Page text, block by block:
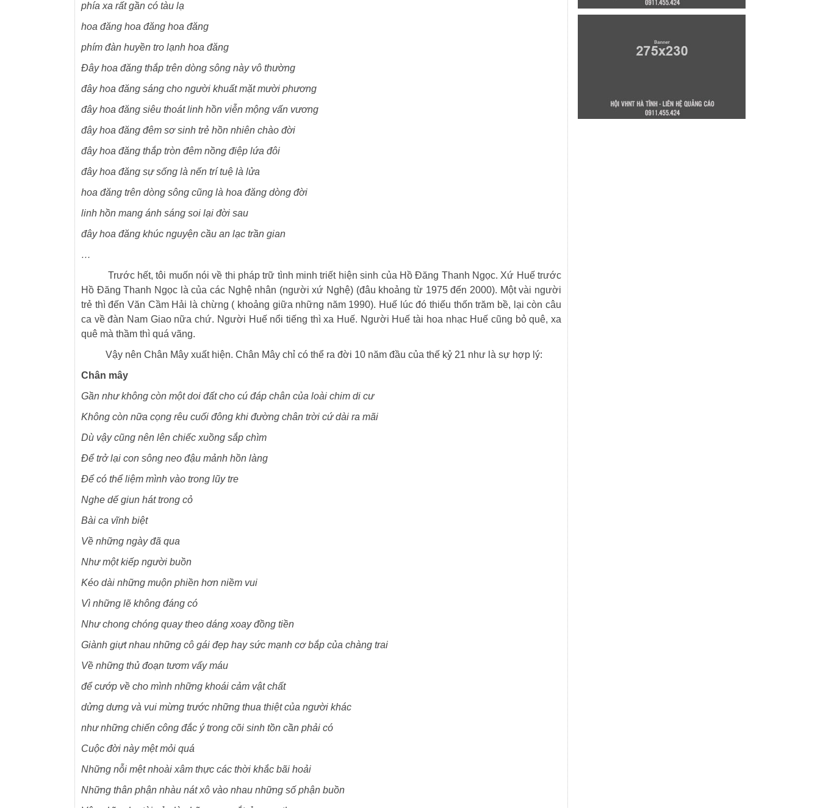
phía xa rất gần có tàu lạ
hoa đăng hoa đăng hoa đăng
phím đàn huyền tro lạnh hoa đăng
Đây hoa đăng thắp trên dòng sông này vô thường
đây hoa đăng sáng cho người khuất mặt mười phương
đây hoa đăng siêu thoát linh hồn viễn mộng vấn vương
đây hoa đăng đêm sơ sinh trẻ hồn nhiên chào đời
đây hoa đăng thắp tròn đêm nồng điệp lứa đôi
đây hoa đăng sự sống là nến trí tuệ là lửa
hoa đăng trên dòng sông cũng là hoa đăng dòng đời
linh hồn mang ánh sáng soi lại đời sau
đây hoa đăng khúc nguyện cầu an lạc trần gian
…
Trước hết, tôi muốn nói về thi pháp trữ tình minh triết hiện sinh của Hồ Đăng Thanh Ngọc. Xứ Huế trước
Hồ Đăng Thanh Ngọc là của các Nghệ nhân (người xứ Nghệ) (đâu khoảng từ 1975 đến 2000). Một vài người
trẻ thì đến Văn Cầm Hải là chừng ( khoảng giữa những năm 1990). Huế lúc đó thiếu thốn trăm bề, lại còn câu
ca về đàn Nam Giao nữa chứ. Người Huế nổi tiếng thì xa Huế. Người Huế tài hoa nhạc Huế cũng bỏ quê, xa
quê mà thầm thì quá vãng.
Vậy nên Chân Mây xuất hiện. Chân Mây chỉ có thể ra đời 10 năm đầu của thế kỷ 21 như là sự hợp lý:
Chân mây
Gần như không còn một doi đất cho cú đáp chân của loài chim di cư
Không còn nữa cọng rêu cuối đông khi đường chân trời cứ dài ra mãi
Dù vậy cũng nên lên chiếc xuồng sắp chìm
Để trở lại con sông neo đậu mảnh hồn làng
Để có thể liệm mình vào trong lũy tre
Nghe dế giun hát trong cỏ
Bài ca vĩnh biệt
Về những ngày đã qua
Như một kiếp người buồn
Kéo dài những muộn phiền hơn niềm vui
Vì những lẽ không đáng có
Như chong chóng quay theo dáng xoay đồng tiền
Giành giựt nhau những cô gái đẹp hay sức mạnh cơ bắp của chàng trai
Về những thủ đoạn tươm vấy máu
để cướp về cho mình những khoái cảm vật chất
dửng dưng và vui mừng trước những thua thiệt của người khác
như những chiến công đắc ý trong cõi sinh tồn cần phải có
Cuộc đời này mệt mỏi quá
Những nỗi mệt nhoài xâm thực các thời khắc bãi hoải
Những thân phận nhàu nát xô vào nhau những số phận buồn